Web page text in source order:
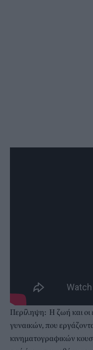
Περίληψη: Η ζωή και οι
γυναικών, που
κινηματογραφικών